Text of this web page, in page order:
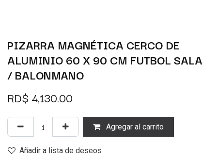
PIZARRA MAGNÉTICA CERCO DE
ALUMINIO 60 X 90 CM FUTBOL SALA
/ BALONMANO
RD$ 4,130.00
Agregar al carrito
Añadir a lista de deseos